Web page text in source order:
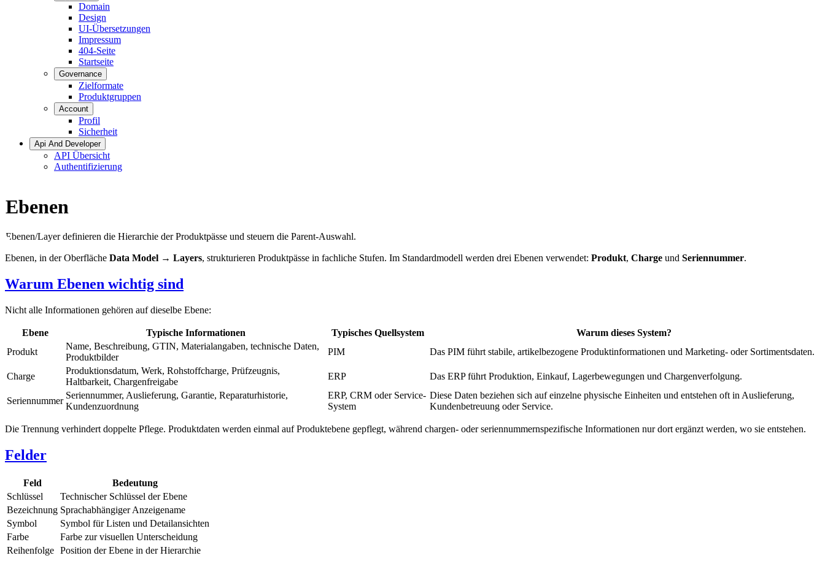
Domain
Design
UI-Übersetzungen
Impressum
404-Seite
Startseite
Governance
Zielformate
Produktgruppen
Account
Profil
Sicherheit
Api And Developer
API Übersicht
Authentifizierung
Ebenen
Ebenen/Layer definieren die Hierarchie der Produktpässe und steuern die Parent-Auswahl.
Ebenen, in der Oberfläche Data Model → Layers, strukturieren Produktpässe in fachliche Stufen. Im Standardmodell werden drei Ebenen verwendet: Produkt, Charge und Seriennummer.
Warum Ebenen wichtig sind
Nicht alle Informationen gehören auf dieselbe Ebene:
Ebene Typische Informationen Typisches Quellsystem
Warum dieses System?
Produkt
Name, Beschreibung, GTIN, Materialangaben, technische Daten,
Produktbilder
PIM Das PIM führt stabile, artikelbezogene Produktinformationen und Marketing- oder Sortimentsdaten.
Charge
Produktionsdatum, Werk, Rohstoffcharge, Prüfzeugnis,
Haltbarkeit, Chargenfreigabe
ERP Das ERP führt Produktion, Einkauf, Lagerbewegungen und Chargenverfolgung.
Seriennummer
Seriennummer, Auslieferung, Garantie, Reparaturhistorie,
Kundenzuordnung
ERP, CRM oder Service-
System
Diese Daten beziehen sich auf einzelne physische Einheiten und entstehen oft in Auslieferung,
Kundenbetreuung oder Service.
Die Trennung verhindert doppelte Pflege. Produktdaten werden einmal auf Produktebene gepflegt, während chargen- oder seriennummernspezifische Informationen nur dort ergänzt werden, wo sie entstehen.
Felder
Feld
Bedeutung
Schlüssel
Technischer Schlüssel der Ebene
Bezeichnung Sprachabhängiger Anzeigename
Symbol
Symbol für Listen und Detailansichten
Farbe
Farbe zur visuellen Unterscheidung
Reihenfolge Position der Ebene in der Hierarchie